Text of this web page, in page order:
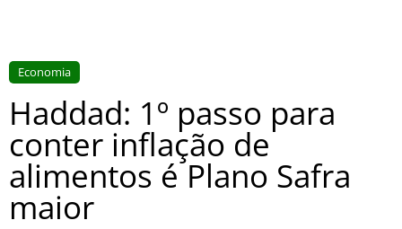
Economia
Haddad: 1º passo para
conter inflação de
alimentos é Plano Safra
maior